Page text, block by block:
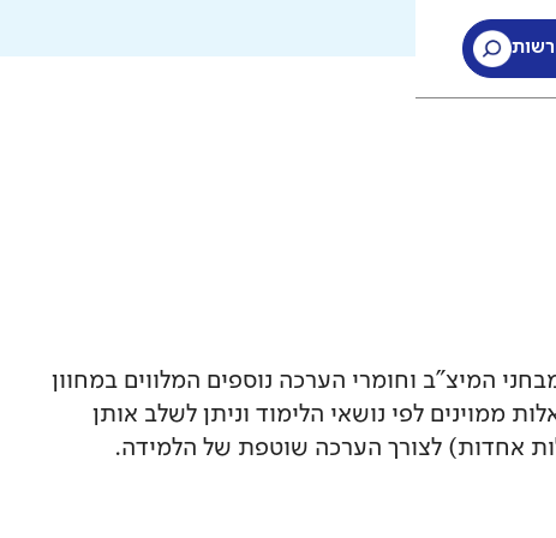
רשות
רשות
המיצ"ב וחומרי הערכה נוספים המלווים במחוון
ממוינים לפי נושאי הלימוד וניתן לשלב אותן
אחדות) לצורך הערכה שוטפת של הלמידה.